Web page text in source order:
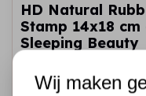
HD Natural
Stamp 14x18 cm
Sleeping Beauty
€10,50 €6,00
Wij maken